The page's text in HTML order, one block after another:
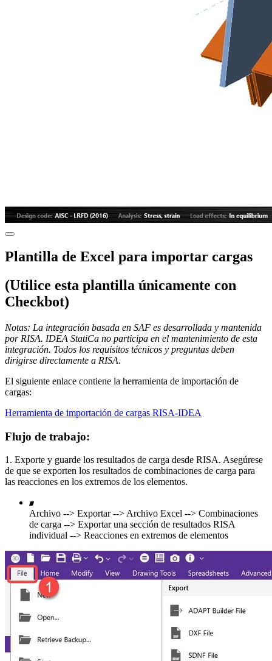
Plantilla de Excel para importar cargas
(Utilice esta plantilla únicamente con
Checkbot)
Notas: La integración basada en SAF es desarrollada y mantenida
por RISA. IDEA StatiCa no participa en el mantenimiento de esta
integración. Todos los requisitos técnicos y preguntas deben
dirigirse directamente a RISA.
El siguiente enlace contiene la herramienta de importación de
cargas:
Herramienta de importación de cargas RISA-IDEA
Flujo de trabajo:
1. Exporte y guarde los resultados de carga desde RISA. Asegúrese
de que se exporten los resultados de combinaciones de carga para
las reacciones en los extremos de los elementos.
Archivo --> Exportar --> Archivo Excel --> Combinaciones
de carga --> Exportar una sección de resultados RISA
individual --> Reacciones en extremos de elementos